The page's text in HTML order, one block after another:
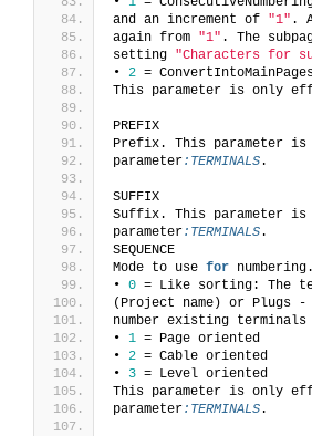
and an increment of "1" .
again from "1" . The
setting "Characters for
• 2 =
This parameter is only
PREFIX
Prefix. This parameter
parameter:TERMINALS.
SUFFIX
Suffix. This parameter
parameter:TERMINALS.
SEQUENCE
Mode to use for
• 0 = Like sorting: The
(Project name) or Plugs
number existing
• 1 = Page oriented
• 2 = Cable oriented
• 3 = Level oriented
This parameter is only
parameter:TERMINALS.